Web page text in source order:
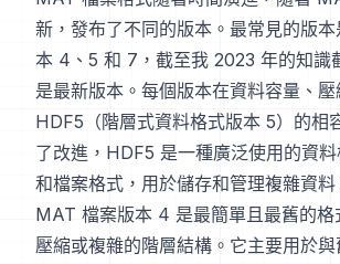
新，發布了不同的版本。最常見的版
本 4、5 和 7，截至我 2023 年的知識
是最新版本。每個版本在資料容量、
HDF5（階層式資料格式版本 5）的相
了改進，HDF5 是一種廣泛使用的資
和檔案格式，用於儲存和管理複雜資料
MAT 檔案版本 4 是最簡單且最舊的格
壓縮或複雜的階層結構。它主要用於